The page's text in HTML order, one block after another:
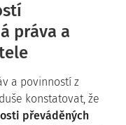
práva a
a povinností z
konstatovat, že
převáděných